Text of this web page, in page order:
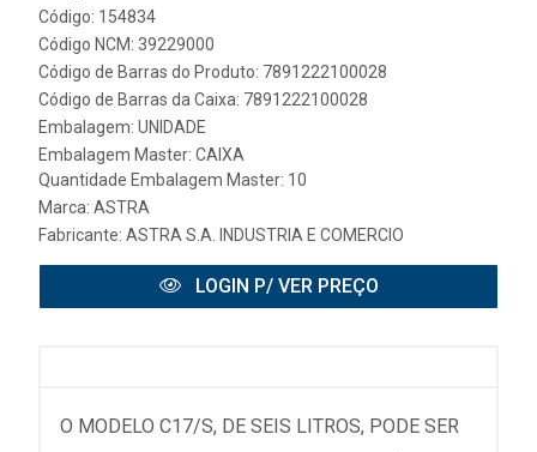
Código: 154834
Código NCM: 39229000
Código de Barras do Produto: 7891222100028
Código de Barras da Caixa: 7891222100028
Embalagem: UNIDADE
Embalagem Master: CAIXA
Quantidade Embalagem Master: 10
Marca: ASTRA
Fabricante: ASTRA S.A. INDUSTRIA E COMERCIO
LOGIN P/ VER PREÇO
O MODELO C17/S, DE SEIS LITROS, PODE SER